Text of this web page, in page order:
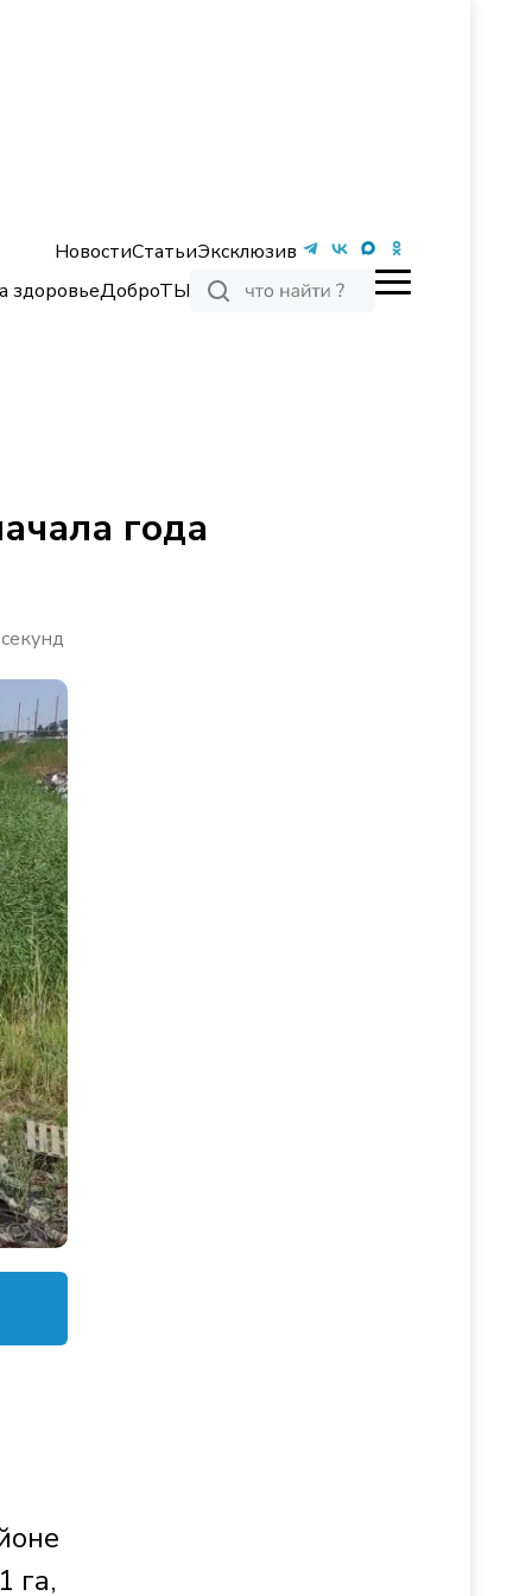
НовостиСтатьиЭксклюзив
здоровьеДоброТЫ
года
га,